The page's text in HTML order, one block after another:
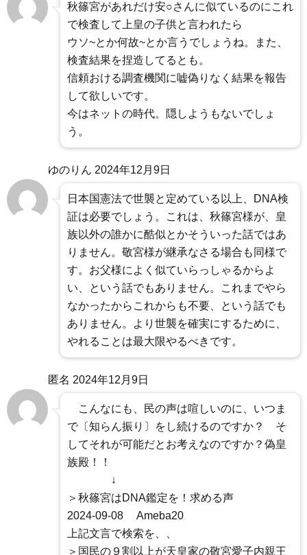
秋篠宮があれだけ安○さんに似ているのにこれ
で検査して上皇の子供と言われたら
ウソ~とか何故~とか言うでしょうね。また、
検査結果を捏造してるとも。
信頼おける調査機関に嘘偽りなく結果を報告
して欲しいです。
今はネットの時代。隠しようもないでしょ
う。
ゆのりん 2024年12月9日
日本国憲法で世襲と定めている以上、DNA検
証は必要でしょう。これは、秋篠宮様が、皇
族以外の誰かに酷似とかそういった話ではあ
りません。敬宮様が継承なさる場合も同様で
す。お父様によく似ていらっしゃるからよ
い、という話でもありません。これまでやら
なかったからこれからも不要、という話でも
ありません。より世襲を確実にするために、
やれることは最大限やるべきです。
匿名 2024年12月9日
こんなにも、民の声は喧しいのに、いつま
で〔知らん振り〕をし続けるのですか？ そ
してそれが可能だとお考えなのですか？偽皇
族殿！！
↓
＞秋篠宮はDNA鑑定を！求める声
2024-09-08 Ameba20
上記文言で検索を、、
＞国民の９割以上が天皇家の敬宮愛子内親王